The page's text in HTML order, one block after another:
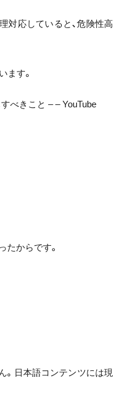
対応していると、危険性高
ます。
べきこと – – YouTube
たからです。
。日本語コンテンツには現